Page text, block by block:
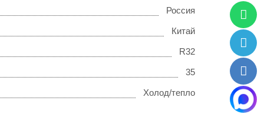
Россия
Китай
R32
35
Холод/тепло